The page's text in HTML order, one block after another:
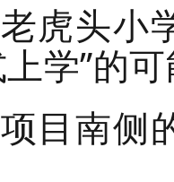
虎头小
学”的
目南侧